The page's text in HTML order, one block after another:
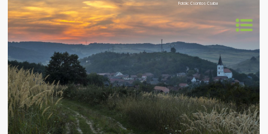
Fotók: Csontos Csaba